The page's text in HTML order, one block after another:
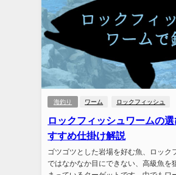
海釣り ワーム ロックフィッシュ
ロックフィッシュワームの
すすめ仕掛け解説
ゴツゴツとした岩場を好む魚、ロック
ではなかなか目にできない、高級魚を